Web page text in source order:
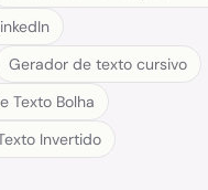
Gerador de texto cursivo
Texto Bolha
Invertido